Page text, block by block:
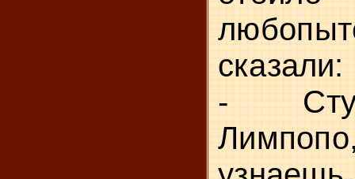
сказали:
-